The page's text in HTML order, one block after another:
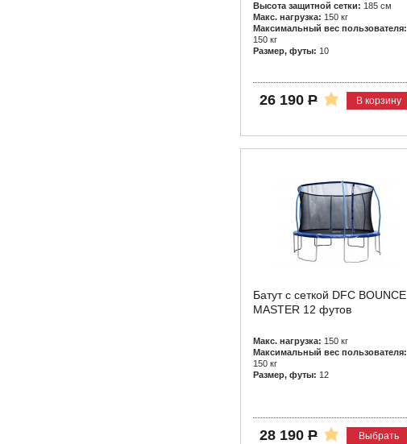
Высота защитной сетки: 185 см
Макс. нагрузка: 150 кг
Максимальный вес пользователя:
150 кг
Размер, футы: 10
26 190Р В корзину
Батут с сеткой DFC BOUNCE
MASTER 12 футов
Макс. нагрузка: 150 кг
Максимальный вес пользователя:
150 кг
Размер, футы: 12
28 190Р Выбрать